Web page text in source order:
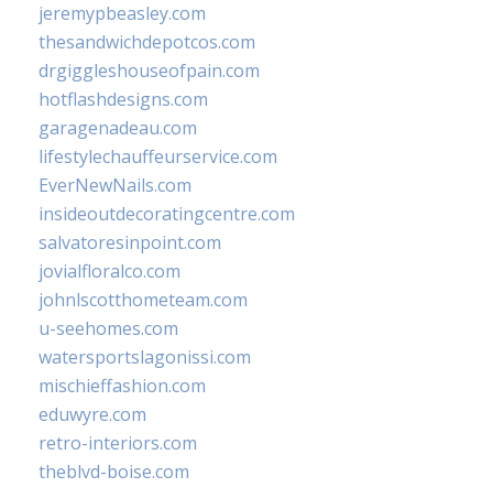
jeremypbeasley.com
thesandwichdepotcos.com
drgiggleshouseofpain.com
hotflashdesigns.com
garagenadeau.com
lifestylechauffeurservice.com
EverNewNails.com
insideoutdecoratingcentre.com
salvatoresinpoint.com
jovialfloralco.com
johnlscotthometeam.com
u-seehomes.com
watersportslagonissi.com
mischieffashion.com
eduwyre.com
retro-interiors.com
theblvd-boise.com